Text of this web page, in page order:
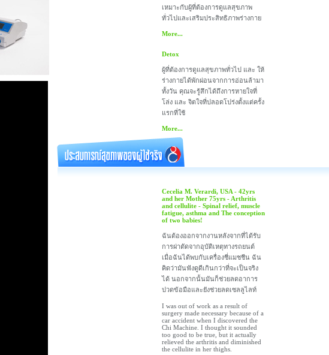
เหมาะกับผู้ที่ต้องการดูแลสุขภาพ
ทั่วไปและเสริมประสิทธิภาพร่างกาย
More...
Detox
ผู้ที่ต้องการดูแลสุขภาพทั่วไป และ ให้
ร่างกายได้พักผ่อนจากการอ่อนล้ามา
ทั้งวัน คุณจะรู้สึกได้ถึงการหายใจที่
โล่ง และ จิตใจที่ปลอดโปร่งตั้งแต่ครั้ง
แรกที่ใช้
More...
Cecelia M. Verardi, USA - 42yrs
and her Mother 75yrs - Arthritis
and cellulite - Spinal relief, muscle
fatigue, asthma and The conception
of two babies!
ฉันต้องออกจากงานหลังจากที่ได้รับ
การผ่าตัดจากอุบัติเหตุทางรถยนต์
เมื่อฉันได้พบกับเครื่องชี่แมชชีน ฉัน
คิดว่ามันฟังดูดีเกินกว่าที่จะเป็นจริง
ได้ นอกจากนั้นมันก็ช่วยลดอาการ
ปวดข้อมือและยังช่วยลดเซลลูไลท์
I was out of work as a result of
surgery made necessary because of a
car accident when I discovered the
Chi Machine. I thought it sounded
too good to be true, but it actually
relieved the arthritis and diminished
the cellulite in her thighs.